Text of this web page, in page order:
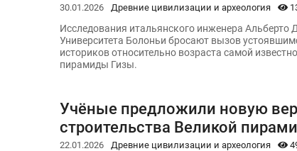
30.01.2026 Древние цивилизации и археология
Исследования итальянского инженера Альберто
Университета Болоньи бросают вызов
историков относительно возраста самой
пирамиды Гизы.
Учёные предложили новую
строительства Великой
22.01.2026 Древние цивилизации и археология